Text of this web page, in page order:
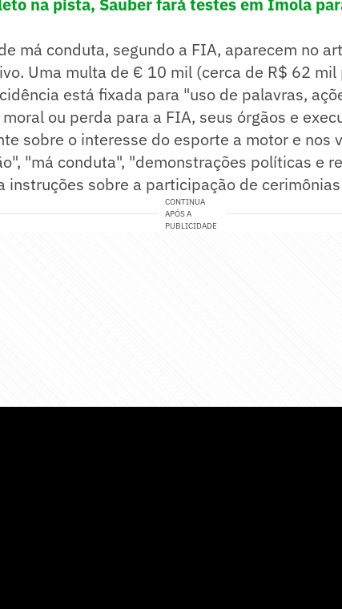
na pista, Sauber fará testes em Ímola
má conduta, segundo a FIA, aparecem no
Uma multa de € 10 mil (cerca de R$ 62
está fixada para "uso de palavras,
ou perda para a FIA, seus órgãos e
sobre o interesse do esporte a motor e nos
"má conduta", "demonstrações políticas e
instruções sobre a participação de
CONTINUA
APÓS A
PUBLICIDADE